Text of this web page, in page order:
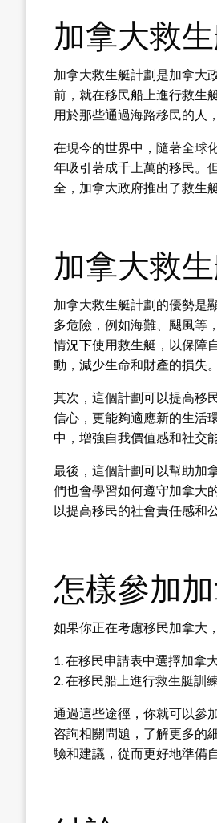
加拿大救
加拿大救生艇計劃是加拿大
前，就在移民船上進行救生
用於那些通過海路移民的人
在現今的世界中，隨著全球
年吸引著成千上萬的移民。
全，加拿大政府推出了救生
加拿大救
加拿大救生艇計劃的優勢是
多危險，例如海難、颶風等
情況下使用救生艇，以保障
動，減少生命和財產的損失。
其次，這個計劃可以提高移
信心，更能夠適應新的生活
中，增強自我價值感和社交
最後，這個計劃可以幫助加
們也會學習如何遵守加拿大
以提高移民的社會責任感和
怎樣參加
如果你正在考慮移民加拿大
1. 在移民申請表中選擇加拿
2. 在移民船上進行救生艇訓練
通過這些途徑，你就可以參
咨詢相關問題，了解更多的
驗和建議，從而更好地準備自